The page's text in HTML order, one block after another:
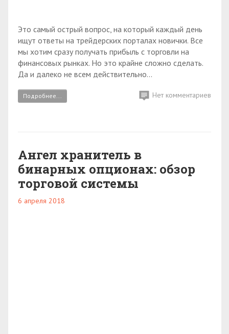
Это самый острый вопрос, на который каждый день
ищут ответы на трейдерских порталах новички. Все
мы хотим сразу получать прибыль с торговли на
финансовых рынках. Но это крайне сложно сделать.
Да и далеко не всем действительно...
Подробнее... Нет комментариев
Ангел хранитель в
бинарных опционах: обзор
торговой системы
6 апреля 2018